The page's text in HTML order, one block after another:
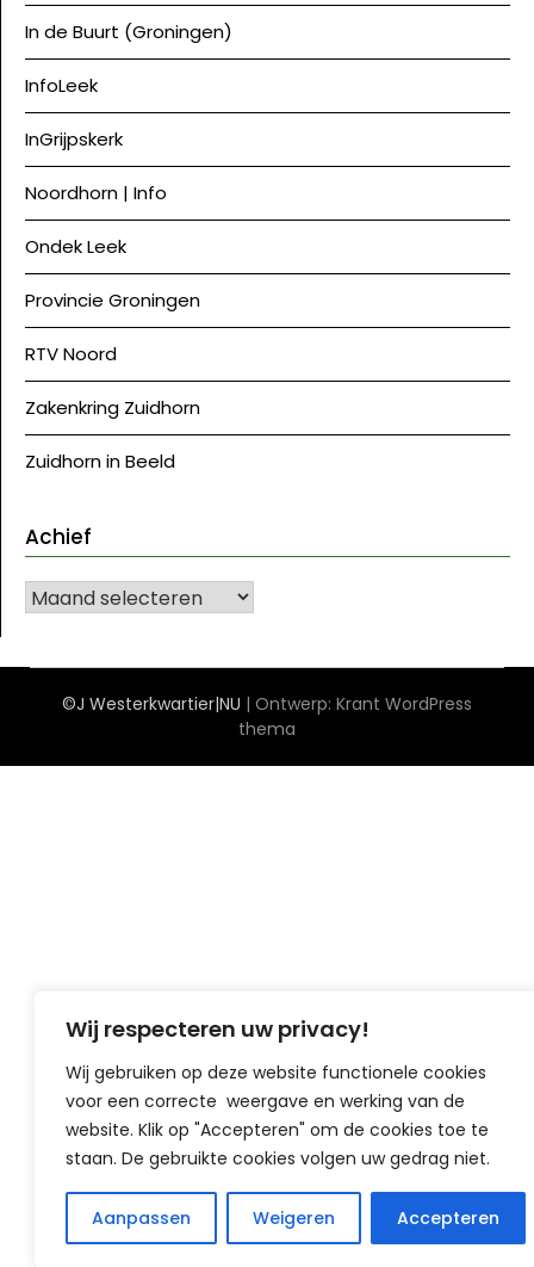
Wij respecteren uw privacy!
Wij gebruiken op deze website functionele cookies
voor een correcte weergave en werking van de
website. Klik op "Accepteren" om de cookies toe te
staan. De gebruikte cookies volgen uw gedrag niet.
Aanpassen Weigeren Accepteren
In de Buurt (Groningen)
InfoLeek
InGrijpskerk
Noordhorn | Info
Ondek Leek
Provincie Groningen
RTV Noord
Zakenkring Zuidhorn
Zuidhorn in Beeld
Achief
Achief
©J Westerkwartier|NU | Ontwerp: Krant WordPress
thema